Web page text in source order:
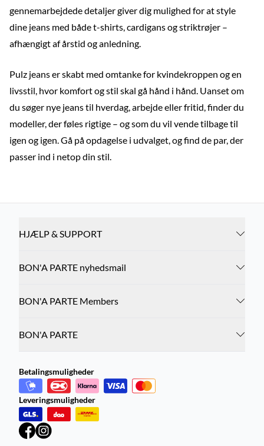
gennemarbejdede detaljer giver dig mulighed for at style
dine jeans med både t-shirts, cardigans og striktrøjer –
afhængigt af årstid og anledning.
Pulz jeans er skabt med omtanke for kvindekroppen og en
livsstil, hvor komfort og stil skal gå hånd i hånd. Uanset om
du søger nye jeans til hverdag, arbejde eller fritid, finder du
modeller, der føles rigtige – og som du vil vende tilbage til
igen og igen. Gå på opdagelse i udvalget, og find de par, der
passer ind i netop din stil.
HJÆLP & SUPPORT
BON'A PARTE nyhedsmail
BON'A PARTE Members
BON'A PARTE
Betalingsmuligheder
Leveringsmuligheder